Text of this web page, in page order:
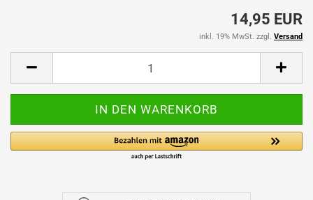
14,95 EUR
inkl. 19% MwSt. zzgl. Versand